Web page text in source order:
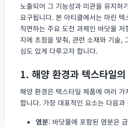
노출되어 그 기능성과 미관을 유지하
요구됩니다. 본 아티클에서는 마린 텍
직면하는 주요 도전 과제인 바닷물
지에 초점을 맞춰, 관련 소재와 기술,
심도 있게 다루고자 합니다.
1. 해양 환경과 텍스타일
해양 환경은 텍스타일 제품에 여러
합니다. 가장 대표적인 요소는 다음과
염분: 바닷물에 포함된 염분은